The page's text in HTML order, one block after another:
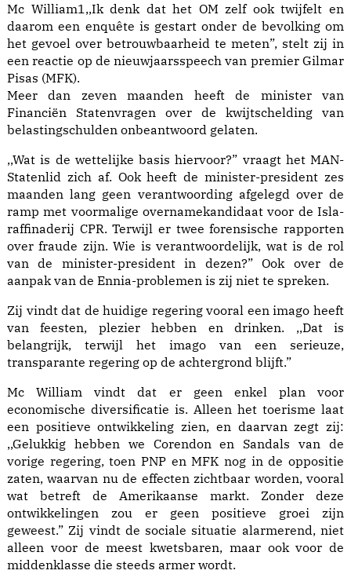
Mc William1,,Ik denk dat het OM zelf ook twijfelt en
daarom een enquête is gestart onder de bevolking om
het gevoel over betrouwbaarheid te meten”, stelt zij in
een reactie op de nieuwjaarsspeech van premier Gilmar
Pisas (MFK).
Meer dan zeven maanden heeft de minister van
Financiën Statenvragen over de kwijtschelding van
belastingschulden onbeantwoord gelaten.
,,Wat is de wettelijke basis hiervoor?” vraagt het MAN-
Statenlid zich af. Ook heeft de minister-president zes
maanden lang geen verantwoording afgelegd over de
ramp met voormalige overnamekandidaat voor de Isla-
raffinaderij CPR. Terwijl er twee forensische rapporten
over fraude zijn. Wie is verantwoordelijk, wat is de rol
van de minister-president in dezen?” Ook over de
aanpak van de Ennia-problemen is zij niet te spreken.
Zij vindt dat de huidige regering vooral een imago heeft
van feesten, plezier hebben en drinken. ,,Dat is
belangrijk, terwijl het imago van een serieuze,
transparante regering op de achtergrond blijft.”
Mc William vindt dat er geen enkel plan voor
economische diversificatie is. Alleen het toerisme laat
een positieve ontwikkeling zien, en daarvan zegt zij:
,,Gelukkig hebben we Corendon en Sandals van de
vorige regering, toen PNP en MFK nog in de oppositie
zaten, waarvan nu de effecten zichtbaar worden, vooral
wat betreft de Amerikaanse markt. Zonder deze
ontwikkelingen zou er geen positieve groei zijn
geweest.” Zij vindt de sociale situatie alarmerend, niet
alleen voor de meest kwetsbaren, maar ook voor de
middenklasse die steeds armer wordt.